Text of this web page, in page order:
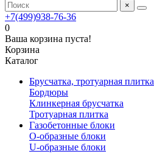
×
+7(499)938-76-36
0
Ваша корзина пуста!
Корзина
Каталог
Брусчатка, тротуарная плитка
Бордюры
Клинкерная брусчатка
Тротуарная плитка
Газобетонные блоки
O-образные блоки
U-образные блоки